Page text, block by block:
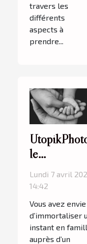
travers les
différents
aspects à
prendre...
le
photographe
que les
familles
adorent à
Grenoble
Lundi 7 avril
14:42
Vous avez envie
d’immortaliser
instant en
auprès d’un